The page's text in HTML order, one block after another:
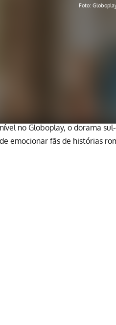
Foto:
no Globoplay, o dorama
emocionar fãs de histórias